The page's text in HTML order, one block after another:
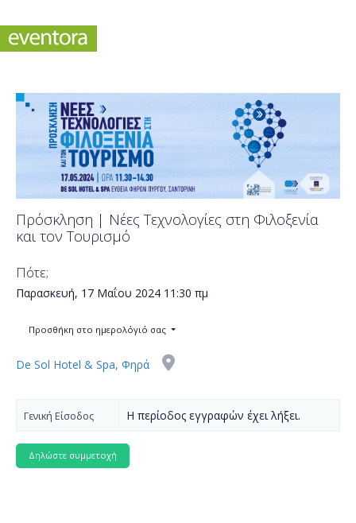
Πρόσκληση | Νέες Τεχνολογίες στη Φιλοξενία
και τον Τουρισμό
Πότε;
Παρασκευή, 17 Μαΐου 2024 11:30 πμ
Προσθήκη στο ημερολόγιό σας
De Sol Hotel & Spa, Φηρά
Γενική Είσοδος Η περίοδος εγγραφών έχει λήξει.